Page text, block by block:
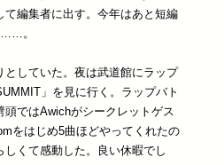
て編集者に出す。今年はあと短編
……。
としていた。夜は武道館にラップ
」を見に行く。ラップバト
頭ではAwichがシークレットゲス
をはじめ5曲ほどやってくれたの
くて感動した。良い休暇でし